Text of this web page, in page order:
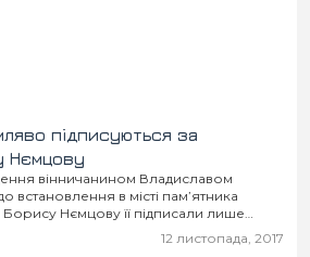
підписуються за
Нємцову
вінничанином Владиславом
встановлення в місті пам’ятника
Борису Нємцову її підписали лише
чудо допоможе автору до кінця12 листопада, 2017